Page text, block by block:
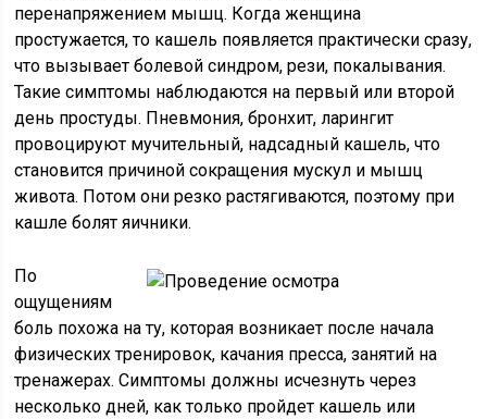
перенапряжением мышц. Когда женщина
простужается, то кашель появляется практически сразу,
что вызывает болевой синдром, рези, покалывания.
Такие симптомы наблюдаются на первый или второй
день простуды. Пневмония, бронхит, ларингит
провоцируют мучительный, надсадный кашель, что
становится причиной сокращения мускул и мышц
живота. Потом они резко растягиваются, поэтому при
кашле болят яичники.
По
ощущениям
боль похожа на ту, которая возникает после начала
физических тренировок, качания пресса, занятий на
тренажерах. Симптомы должны исчезнуть через
несколько дней, как только пройдет кашель или